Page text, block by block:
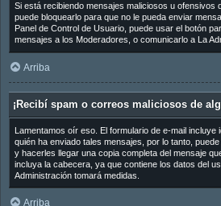
Si está recibiendo mensajes maliciosos u ofensivos
puede bloquearlo para que no le pueda enviar
Panel de Control de Usuario, puede usar el botón
mensajes a los Moderadores, o comunicarlo a La
Arriba
¡Recibí spam o correos maliciosos de
Lamentamos oír eso. El formulario de e-mail incluye
quién ha enviado tales mensajes, por lo tanto,
y hacerles llegar una copia completa del mensaje
incluya la cabecera, ya que contiene los datos del
Administración tomará medidas.
Arriba